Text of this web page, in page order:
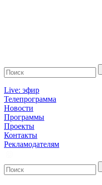
Live: эфир
Телепрограмма
Новости
Программы
Проекты
Контакты
Рекламодателям